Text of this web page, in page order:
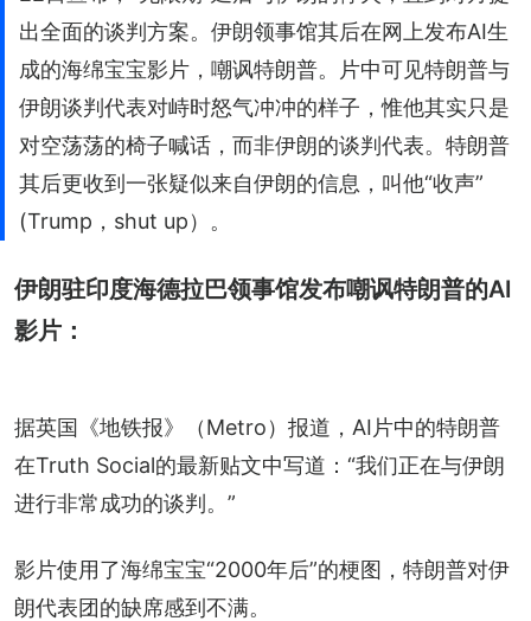
出全面的谈判方案。伊朗领事馆其后在网上发布AI生
成的海绵宝宝影片，嘲讽特朗普。片中可见特朗普与
伊朗谈判代表对峙时怒气冲冲的样子，惟他其实只是
对空荡荡的椅子喊话，而非伊朗的谈判代表。特朗普
其后更收到一张疑似来自伊朗的信息，叫他“收声”
(Trump，shut up）。
伊朗驻印度海德拉巴领事馆发布嘲讽特朗普的AI
影片：
据英国《地铁报》（Metro）报道，AI片中的特朗普
在Truth Social的最新贴文中写道：“我们正在与伊朗
进行非常成功的谈判。”
影片使用了海绵宝宝“2000年后”的梗图，特朗普对伊
朗代表团的缺席感到不满。